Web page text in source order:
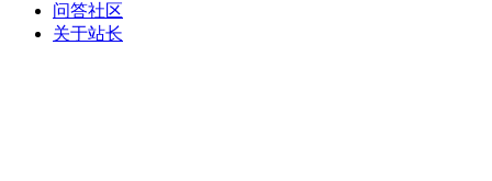
问答社区
关于站长